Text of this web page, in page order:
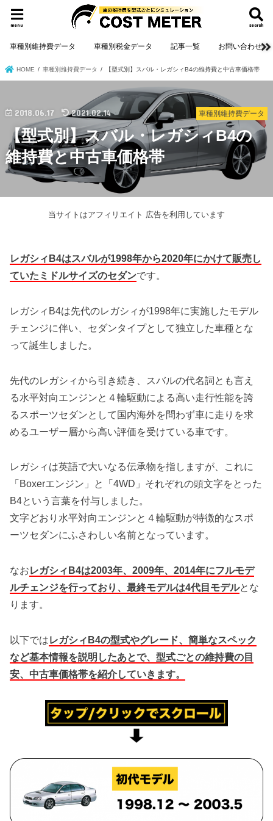
search
menu
車種別維持費データ 車種別税金データ 記事一覧 お問い合わせ
HOME 車種別維持費データ 【型式別】スバル・レガシィB4の維持費と中古車価格帯
車種別維持費データ
2018.06.17 2021.02.14
【型式別】スバル・レガシィB4の
維持費と中古車価格帯
当サイトはアフィリエイト 広告を利用しています
レガシィB4はスバルが1998年から2020年にかけて販売し
ていたミドルサイズのセダンです。
レガシィB4は先代のレガシィが1998年に実施したモデル
チェンジに伴い、セダンタイプとして独立した車種とな
って誕生しました。
先代のレガシィから引き続き、スバルの代名詞とも言え
る水平対向エンジンと４輪駆動による高い走行性能を誇
るスポーツセダンとして国内海外を問わず車に走りを求
めるユーザー層から高い評価を受けている車です。
レガシィは英語で大いなる伝承物を指しますが、これに
「Boxerエンジン」と「4WD」それぞれの頭文字をとった
B4という言葉を付与しました。
文字どおり水平対向エンジンと４輪駆動が特徴的なスポ
ーツセダンにふさわしい名前となっています。
なおレガシィB4は2003年、2009年、2014年にフルモデ
ルチェンジを行っており、最終モデルは4代目モデルとな
ります。
以下ではレガシィB4の型式やグレード、簡単なスペック
など基本情報を説明したあとで、型式ごとの維持費の目
安、中古車価格帯を紹介していきます。